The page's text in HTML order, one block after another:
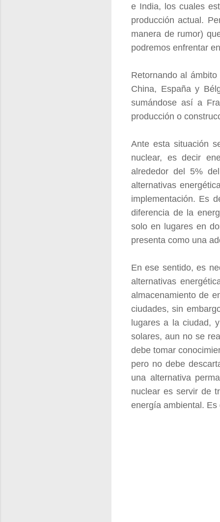
e India, los cuales
producción actual.
manera de rumor)
podremos enfrentar
Retornando al
China, España y
sumándose así a
producción o
Ante esta situación
nuclear, es decir
alrededor del 5%
alternativas
implementación. Es
diferencia de la
solo en lugares en
presenta como una
En ese sentido, es
alternativas
almacenamiento de
ciudades, sin
lugares a la ciudad,
solares, aun no se
debe tomar
pero no debe
una alternativa
nuclear es servir de
energía ambiental.